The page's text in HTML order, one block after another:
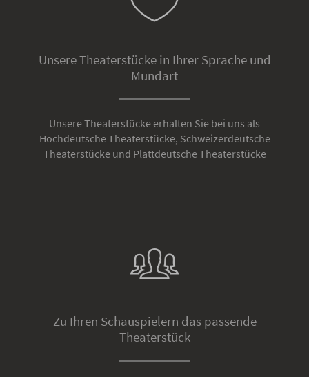
Unsere Theaterstücke in Ihrer Sprache und
Mundart
Unsere Theaterstücke erhalten Sie bei uns als
Hochdeutsche Theaterstücke, Schweizerdeutsche
Theaterstücke und Plattdeutsche Theaterstücke
Zu Ihren Schauspielern das passende
Theaterstück